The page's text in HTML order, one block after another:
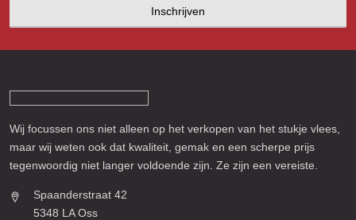
Inschrijven
Wij focussen ons niet alleen op het verkopen van het stukje vlees,
maar wij weten ook dat kwaliteit, gemak en een scherpe prijs
tegenwoordig niet langer voldoende zijn. Ze zijn een vereiste.
Spaanderstraat 42
5348 LA Oss